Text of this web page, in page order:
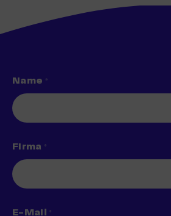
Name *
Firma *
E-Mail *